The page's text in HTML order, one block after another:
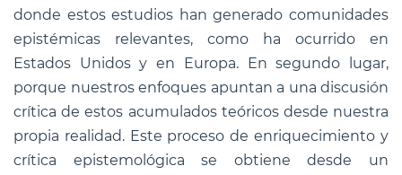
donde estos estudios han generado comunidades
epistémicas relevantes, como ha ocurrido en
Estados Unidos y en Europa. En segundo lugar,
porque nuestros enfoques apuntan a una discusión
crítica de estos acumulados teóricos desde nuestra
propia realidad. Este proceso de enriquecimiento y
crítica epistemológica se obtiene desde un